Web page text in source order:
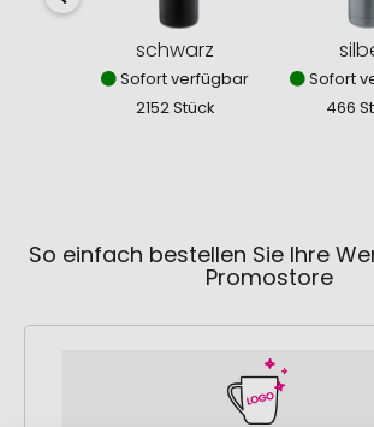
schwarz
Sofort verfügbar
2152 Stück
Sofort
466
So einfach bestellen Sie Ihre
Promostore